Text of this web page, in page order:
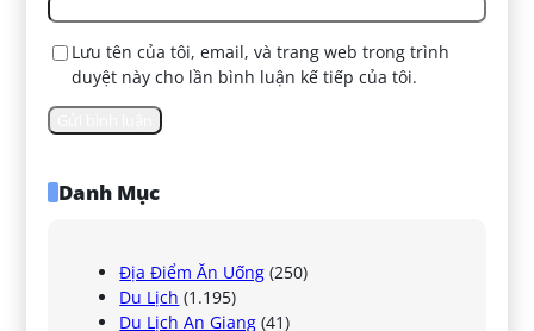
Lưu tên của tôi, email, và trang web trong trình
duyệt này cho lần bình luận kế tiếp của tôi.
Danh Mục
Địa Điểm Ăn Uống (250)
Du Lịch (1.195)
Du Lịch An Giang (41)